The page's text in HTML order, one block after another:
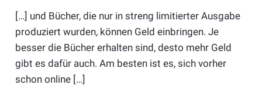
[…] und Bücher, die nur in streng limitierter Ausgabe
produziert wurden, können Geld einbringen. Je
besser die Bücher erhalten sind, desto mehr Geld
gibt es dafür auch. Am besten ist es, sich vorher
schon online […]